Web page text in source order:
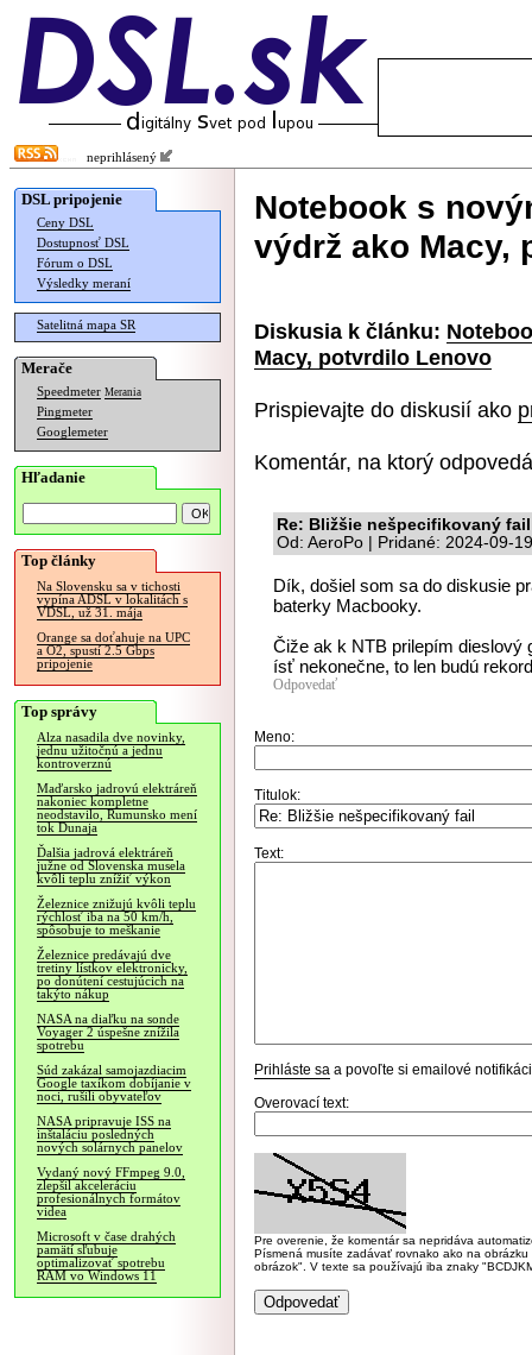
neprihlásený
DSL pripojenie
Ceny DSL
Dostupnosť DSL
Fórum o DSL
Výsledky meraní
Satelitná mapa SR
Merače
Speedmeter Merania
Pingmeter
Googlemeter
Hľadanie
Top články
Na Slovensku sa v tichosti
vypína ADSL v lokalitách s
VDSL, už 31. mája
Orange sa doťahuje na UPC
a O2, spustí 2.5 Gbps
pripojenie
Top správy
Alza nasadila dve novinky,
jednu užitočnú a jednu
kontroverznú
Maďarsko jadrovú elektráreň
nakoniec kompletne
neodstavilo, Rumunsko mení
tok Dunaja
Ďalšia jadrová elektráreň
južne od Slovenska musela
kvôli teplu znížiť výkon
Železnice znižujú kvôli teplu
rýchlosť iba na 50 km/h,
spôsobuje to meškanie
Železnice predávajú dve
tretiny lístkov elektronicky,
po donútení cestujúcich na
takýto nákup
NASA na diaľku na sonde
Voyager 2 úspešne znížila
spotrebu
Súd zakázal samojazdiacim
Google taxíkom dobíjanie v
noci, rušili obyvateľov
NASA pripravuje ISS na
inštaláciu posledných
nových solárnych panelov
Vydaný nový FFmpeg 9.0,
zlepšil akceleráciu
profesionálnych formátov
videa
Microsoft v čase drahých
pamätí sľubuje
optimalizovať spotrebu
RAM vo Windows 11
Notebook s
výdrž ako Macy,
Diskusia k článku:
Macy, potvrdilo Lenovo
Prispievajte do diskusií ako
Komentár, na ktorý
Re: Bližšie nešpecifikovaný fail
Od: AeroPo | Pridané: 2024-09-
Dík, došiel som sa do diskusie
baterky Macbooky.
Čiže ak k NTB prilepím dieslový
ísť nekonečne, to len budú
Odpovedať
Meno:
Titulok:
Text:
Prihláste sa a povoľte si emailové
Overovací text:
Pre overenie, že komentár sa nepridáva
Písmená musíte zadávať rovnako ako na
obrázok". V texte sa používajú iba znaky